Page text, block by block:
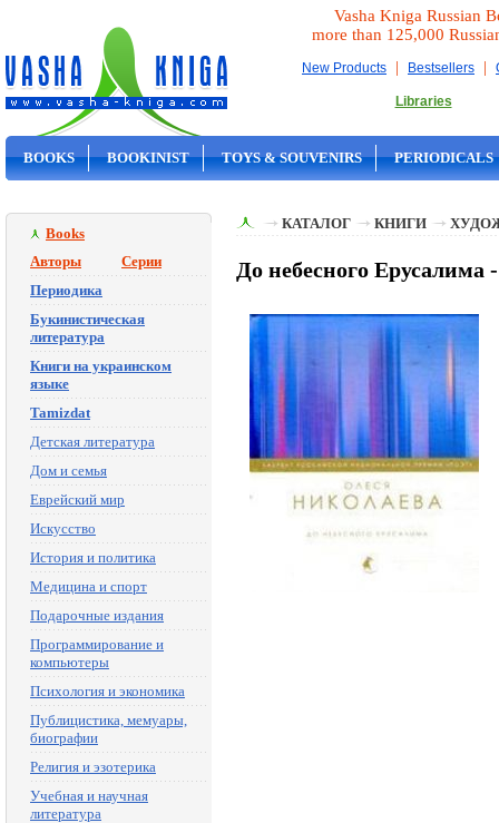
Vasha Kniga Russian
more than 125,000
New Products | Bestsellers |
Libraries
BOOKS BOOKINIST TOYS & SOUVENIRS PERIODICALS
Books
Авторы
Серии
Периодика
Букинистическая
литература
Книги на украинском
языке
Tamizdat
Детская литература
Дом и семья
Еврейский мир
Искусство
История и политика
Медицина и спорт
Подарочные издания
Программирование и
компьютеры
Психология и экономика
Публицистика, мемуары,
биографии
Религия и эзотерика
Учебная и научная
литература
КАТАЛОГ КНИГИ
До небесного Ерусалима